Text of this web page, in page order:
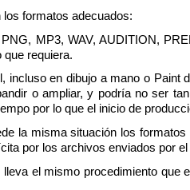
formatos adecuados:
MP3, WAV, AUDITION,
que requiera.
en dibujo a mano o Paint
o ampliar, y podría no ser
por lo que el inicio de
misma situación los formatos
por los archivos enviados por el
el mismo procedimiento que